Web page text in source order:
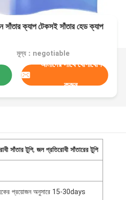
সাঁতার ক্যাপ টেকসই সাঁতার হেড ক্যাপ
মূল্য：negotiable
আমাদের সাথে যোগাযোগ
করুন
সাঁতার টুপি,জল প্রতিরোধী সাঁতারের টুপি
প্রয়োজন অনুসারে 15-30days